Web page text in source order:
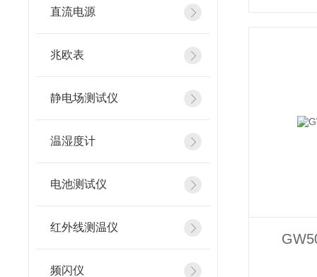
直流电源
兆欧表
静电场测试仪
温湿度计
电池测试仪
红外线测温仪
频闪仪